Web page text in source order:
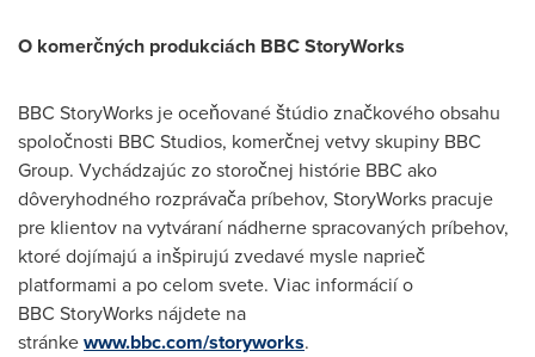
O komerčných produkciách BBC StoryWorks
BBC StoryWorks je oceňované štúdio značkového obsahu
spoločnosti BBC Studios, komerčnej vetvy skupiny BBC
Group. Vychádzajúc zo storočnej histórie BBC ako
dôveryhodného rozprávača príbehov, StoryWorks pracuje
pre klientov na vytváraní nádherne spracovaných príbehov,
ktoré dojímajú a inšpirujú zvedavé mysle naprieč
platformami a po celom svete. Viac informácií o
BBC StoryWorks nájdete na
stránkewww.bbc.com/storyworks.